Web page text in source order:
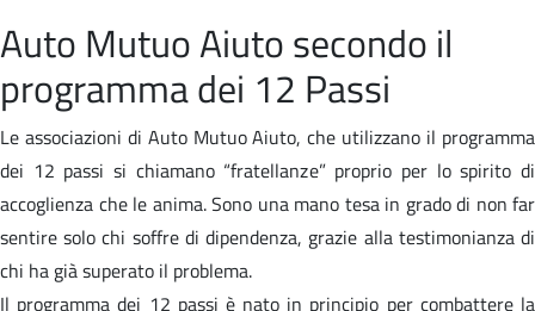
Auto Mutuo Aiuto secondo il
programma dei 12 Passi
Le associazioni di Auto Mutuo Aiuto, che utilizzano il programma
dei 12 passi si chiamano “fratellanze” proprio per lo spirito di
accoglienza che le anima. Sono una mano tesa in grado di non far
sentire solo chi soffre di dipendenza, grazie alla testimonianza di
chi ha già superato il problema.
Il programma dei 12 passi è nato in principio per combattere la